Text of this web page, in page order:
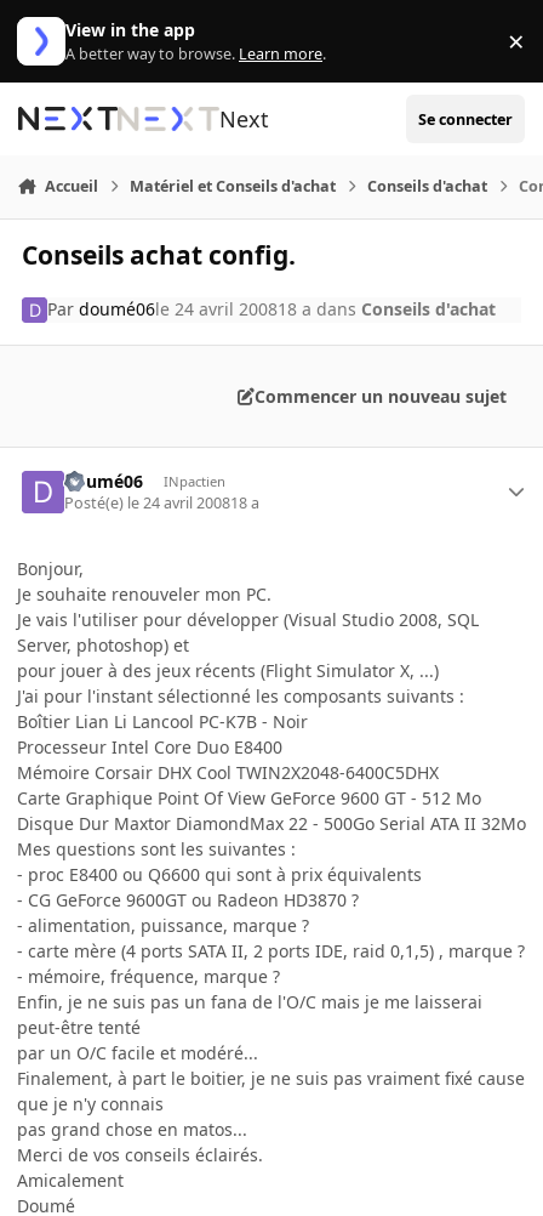
Aller au contenu
View in the app
A better way to browse. Learn more. ×
Next Se connecter
Accueil Matériel et Conseils d'achat Conseils d'achat
Conseils achat config.
Pardoumé06le 24 avril 200818 a dans Conseils d'achat
Commencer un nouveau sujet
doumé06 INpactien
Posté(e) le 24 avril 200818 a
Bonjour,
Je souhaite renouveler mon PC.
Je vais l'utiliser pour développer (Visual Studio 2008, SQL
Server, photoshop) et
pour jouer à des jeux récents (Flight Simulator X, ...)
J'ai pour l'instant sélectionné les composants suivants :
Boîtier Lian Li Lancool PC-K7B - Noir
Processeur Intel Core Duo E8400
Mémoire Corsair DHX Cool TWIN2X2048-6400C5DHX
Carte Graphique Point Of View GeForce 9600 GT - 512 Mo
Disque Dur Maxtor DiamondMax 22 - 500Go Serial ATA II 32Mo
Mes questions sont les suivantes :
- proc E8400 ou Q6600 qui sont à prix équivalents
- CG GeForce 9600GT ou Radeon HD3870 ?
- alimentation, puissance, marque ?
- carte mère (4 ports SATA II, 2 ports IDE, raid 0,1,5) , marque ?
- mémoire, fréquence, marque ?
Enfin, je ne suis pas un fana de l'O/C mais je me laisserai
peut-être tenté
par un O/C facile et modéré...
Finalement, à part le boitier, je ne suis pas vraiment fixé cause
que je n'y connais
pas grand chose en matos...
Merci de vos conseils éclairés.
Amicalement
Doumé